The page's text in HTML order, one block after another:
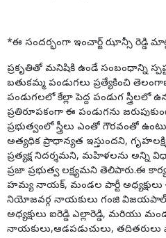
*ఈ సందర్భంగా ఇంచార్జ్ ఝాన్సీ రెడ్డి
ప్రకృతితో మనిషికి ఉండే సంబంధాన్ని
బతుకమ్మ పండుగలు ప్రత్యేకించి
పండుగలలో కేల్లా పెద్ద పండుగ స్త్రీలలో
ప్రతిరూపకంగా ఈ పండుగను
ప్రభుత్వంలో స్త్రీలు ఎంతో గౌరవంతో
అత్యధిక ప్రాధాన్యత ఇస్తుందని,
ప్రత్యక్ష నిదర్శమని, మహిళలను అన్ని
ప్రజా ప్రభుత్వ లక్ష్యమని తెలిపారు.ఈ
హమ్య నాయక్, మండల పార్టీ అధ్యక్షులు
నియోజవర్గ నాయకులు గంజి విజయపాల్
అధ్యక్షులు ఐరెడ్డి ఎల్లారెడ్డి, మరియు
నాయకులు,ఆడపడుచులు, తదితరులు